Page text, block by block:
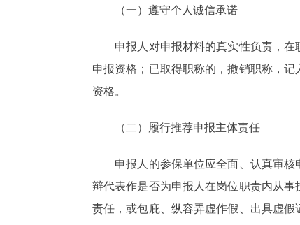
（一）遵守个人诚信承诺
申报人对申报材料的真实性负责，在
申报资格；已取得职称的，撤销职称，
资格。
（二）履行推荐申报主体责任
申报人的参保单位应全面、认真审核
辩代表作是否为申报人在岗位职责内从
责任，或包庇、纵容弄虚作假、出具虚